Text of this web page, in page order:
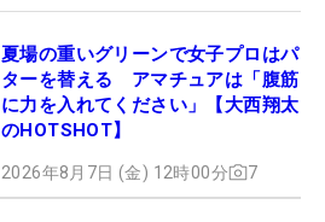
夏場の重いグリーンで女子プロはパ
ターを替える アマチュアは「腹筋
に力を入れてください」【大西翔太
のHOTSHOT】
2026年8月7日 (金) 12時00分 7